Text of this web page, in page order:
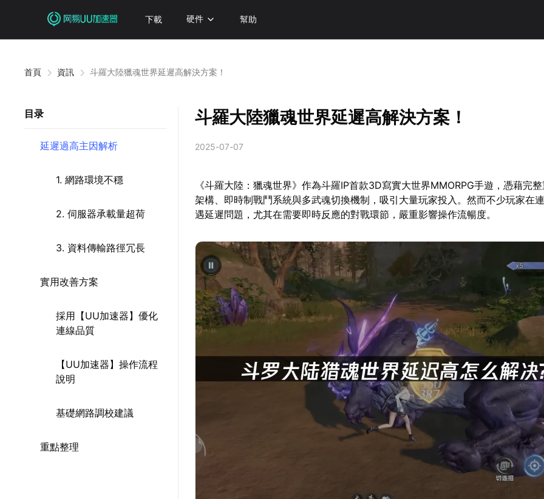
下載 硬件 幫助
首頁 資訊 斗羅大陸獵魂世界延遲高解決方案！
目录
延遲過高主因解析
1. 網路環境不穩
2. 伺服器承載量超荷
3. 資料傳輸路徑冗長
實用改善方案
採用【UU加速器】優化
連線品質
【UU加速器】操作流程
說明
基礎網路調校建議
重點整理
斗羅大陸獵魂世界延遲高解決方案！
2025-07-07
《斗羅大陸：獵魂世界》作為斗羅IP首款3D寫實大世界MMORPG手遊，憑藉完
架構、即時制戰鬥系統與多武魂切換機制，吸引大量玩家投入。然而不少玩家在
遇延遲問題，尤其在需要即時反應的對戰環節，嚴重影響操作流暢度。